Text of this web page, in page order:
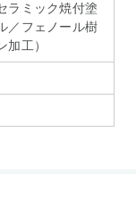
ラミック焼付塗
フェノール樹
加工）